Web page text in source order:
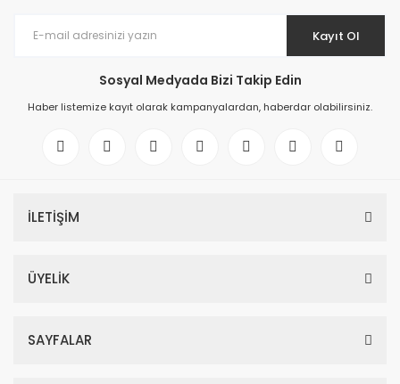
Kayıt Ol
Sosyal Medyada Bizi Takip Edin
Haber listemize kayıt olarak kampanyalardan, haberdar olabilirsiniz.
İLETİŞİM
ÜYELİK
SAYFALAR